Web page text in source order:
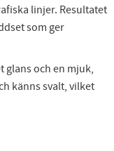
linjer. Resultatet
som ger
glans och en mjuk,
känns svalt, vilket